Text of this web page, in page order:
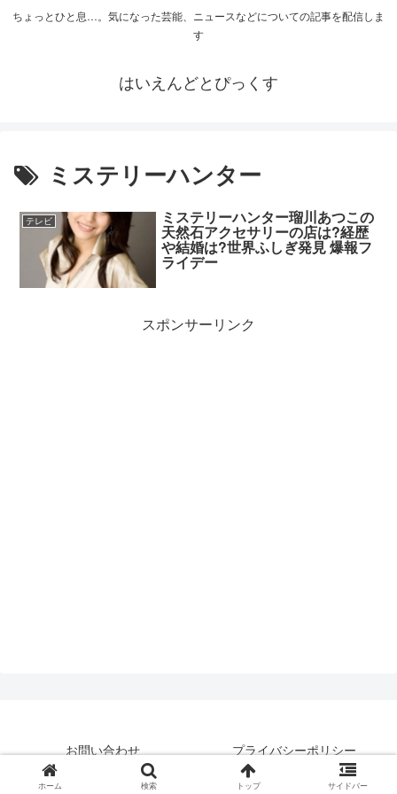
ちょっとひと息…。気になった芸能、ニュースなどについての記事を配信しま
す
はいえんどとぴっくす
ミステリーハンター
テレビ ミステリーハンター瑠川あつこの
天然石アクセサリーの店は?経歴
や結婚は?世界ふしぎ発見 爆報フ
ライデー
スポンサーリンク
お問い合わせ
プライバシーポリシー
© 2019 はいえんどとぴっくす.
ホーム 検索 トップ サイドバー